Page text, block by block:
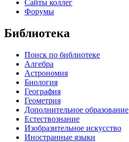
Сайты коллег
Форумы
Библиотека
Поиск по библиотеке
Алгебра
Астрономия
Биология
География
Геометрия
Дополнительное образование
Естествознание
Изобразительное искусство
Иностранные языки